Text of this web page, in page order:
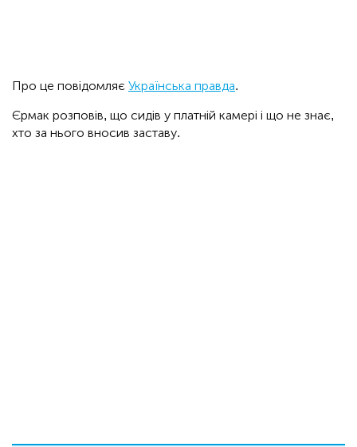
Про це повідомляє Українська правда.
Єрмак розповів, що сидів у платній камері і що не знає,
хто за нього вносив заставу.